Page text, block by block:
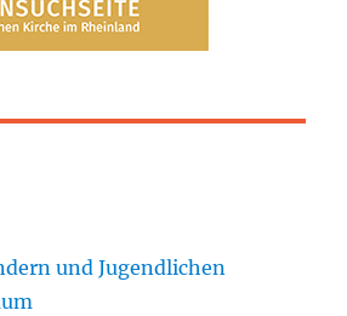
und Jugendlichen